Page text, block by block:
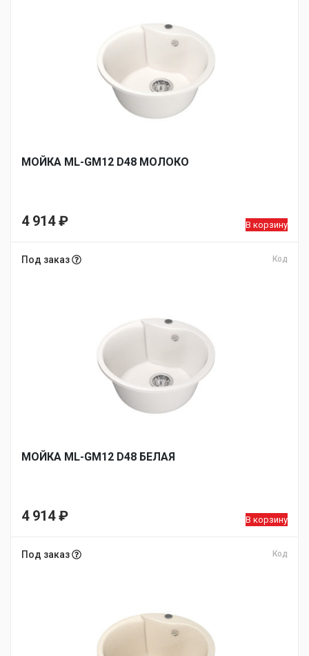
МОЙКA ML-GM12 D48 МОЛОКО
4 914₽ В корзину
Под заказ Код
МОЙКA ML-GM12 D48 БЕЛАЯ
4 914₽ В корзину
Под заказ Код